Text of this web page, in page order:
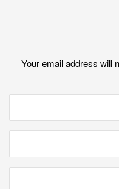
Your email address will